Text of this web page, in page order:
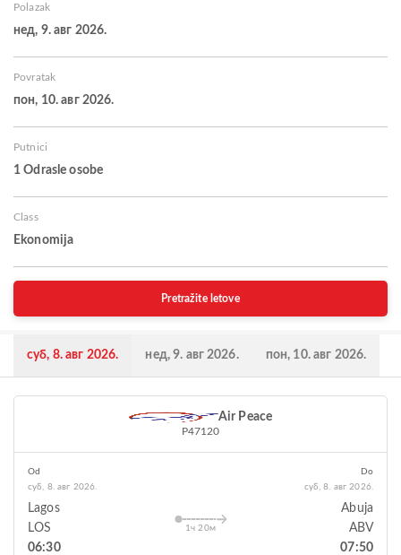
Polazak
нед, 9. авг 2026.
Povratak
пон, 10. авг 2026.
Putnici
1 Odrasle osobe
Class
Ekonomija
Pretražite letove
суб, 8. авг 2026. нед, 9. авг 2026. пон, 10. авг 2026.
Air Peace
P47120
Od
суб, 8. авг 2026.
Lagos
LOS
06:30
1ч 20м
Do
суб, 8. авг 2026.
Abuja
ABV
07:50